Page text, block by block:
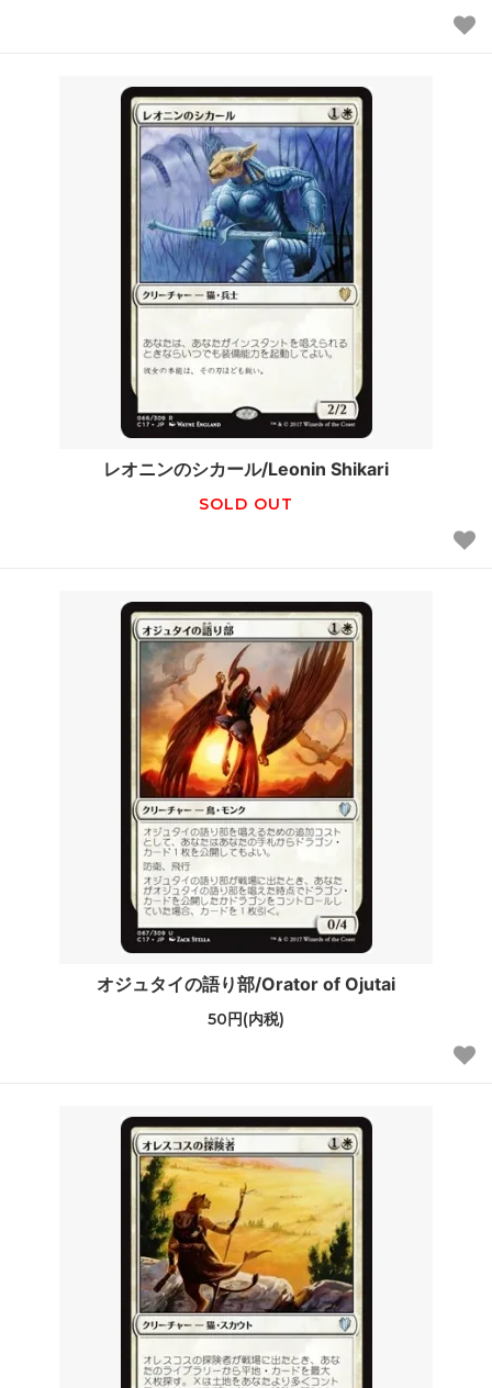
レオニンのシカール/Leonin Shikari
SOLD OUT
オジュタイの語り部/Orator of Ojutai
50円(内税)